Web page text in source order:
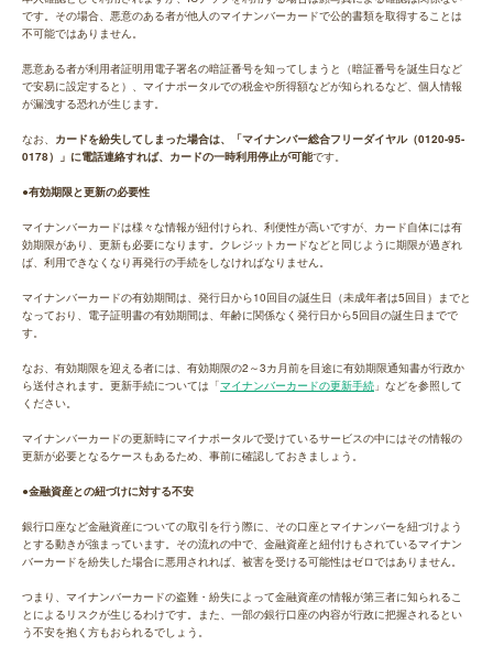
です。その場合、悪意のある者が他人のマイナンバーカードで公的書類を取得することは
不可能ではありません。
悪意ある者が利用者証明用電子署名の暗証番号を知ってしまうと（暗証番号を誕生日など
で安易に設定すると）、マイナポータルでの税金や所得額などが知られるなど、個人情報
が漏洩する恐れが生じます。
なお、 カードを紛失してしまった場合は、「マイナンバー総合フリーダイヤル（0120-95-
0178）」に電話連絡すれば、カードの一時利用停止が可能です。
●有効期限と更新の必要性
マイナンバーカードは様々な情報が紐付けられ、利便性が高いですが、カード自体には有
効期限があり、更新も必要になります。クレジットカードなどと同じように期限が過ぎれ
ば、利用できなくなり再発行の手続をしなければなりません。
マイナンバーカードの有効期間は、発行日から10回目の誕生日（未成年者は5回目）までと
なっており、電子証明書の有効期間は、年齢に関係なく発行日から5回目の誕生日までで
す。
なお、有効期限を迎える者には、有効期限の2～3カ月前を目途に有効期限通知書が行政か
ら送付されます。更新手続については「マイナンバーカードの更新手続 」などを参照して
ください。
マイナンバーカードの更新時にマイナポータルで受けているサービスの中にはその情報の
更新が必要となるケースもあるため、事前に確認しておきましょう。
●金融資産との紐づけに対する不安
銀行口座など金融資産についての取引を行う際に、その口座とマイナンバーを紐づけよう
とする動きが強まっています。その流れの中で、金融資産と紐付けもされているマイナン
バーカードを紛失した場合に悪用されれば、被害を受ける可能性はゼロではありません。
つまり、マイナンバーカードの盗難・紛失によって金融資産の情報が第三者に知られるこ
とによるリスクが生じるわけです。また、一部の銀行口座の内容が行政に把握されるとい
う不安を抱く方もおられるでしょう。